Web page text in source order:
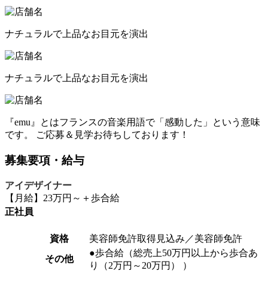
ナチュラルで上品なお目元を演出
ナチュラルで上品なお目元を演出
『emu』とはフランスの音楽用語で「感動した」という意味
です。 ご応募＆見学お待ちしております！
募集要項・給与
アイデザイナー
【月給】23万円～＋歩合給
正社員
資格
美容師免許取得見込み／美容師免許
その他
●歩合給（総売上50万円以上から歩合あ
り（2万円～20万円） ）